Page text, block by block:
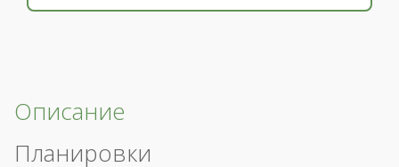
Описание
Планировки